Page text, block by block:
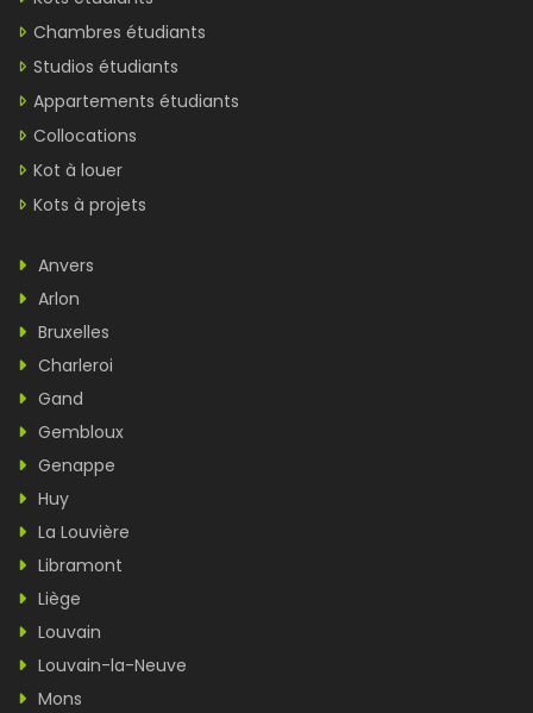
Chambres étudiants
Studios étudiants
Appartements étudiants
Collocations
Kot à louer
Kots à projets
Anvers
Arlon
Bruxelles
Charleroi
Gand
Gembloux
Genappe
Huy
La Louvière
Libramont
Liège
Louvain
Louvain-la-Neuve
Mons